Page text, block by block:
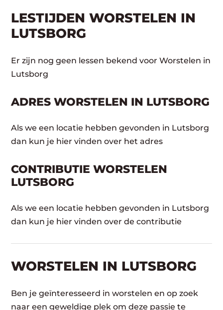
LESTIJDEN WORSTELEN IN
LUTSBORG
Er zijn nog geen lessen bekend voor Worstelen in
Lutsborg
ADRES WORSTELEN IN LUTSBORG
Als we een locatie hebben gevonden in Lutsborg
dan kun je hier vinden over het adres
CONTRIBUTIE WORSTELEN
LUTSBORG
Als we een locatie hebben gevonden in Lutsborg
dan kun je hier vinden over de contributie
WORSTELEN​ IN LUTSBORG
Ben je geïnteresseerd in worstelen en op zoek
naar een geweldige plek om deze passie te